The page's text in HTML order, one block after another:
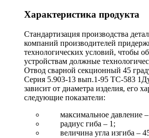
Характеристика продукта
Стандартизация производства
компаний производителей
технологических условий, чтобы
устройствам должные
Отвод сварной секционный 45
Серия 5.903-13 вып.1-95 ТС-583
зависит от диаметра изделия, его
следующие показатели:
максимальное давление
радиус гиба – 1;
величина угла изгиба – 45